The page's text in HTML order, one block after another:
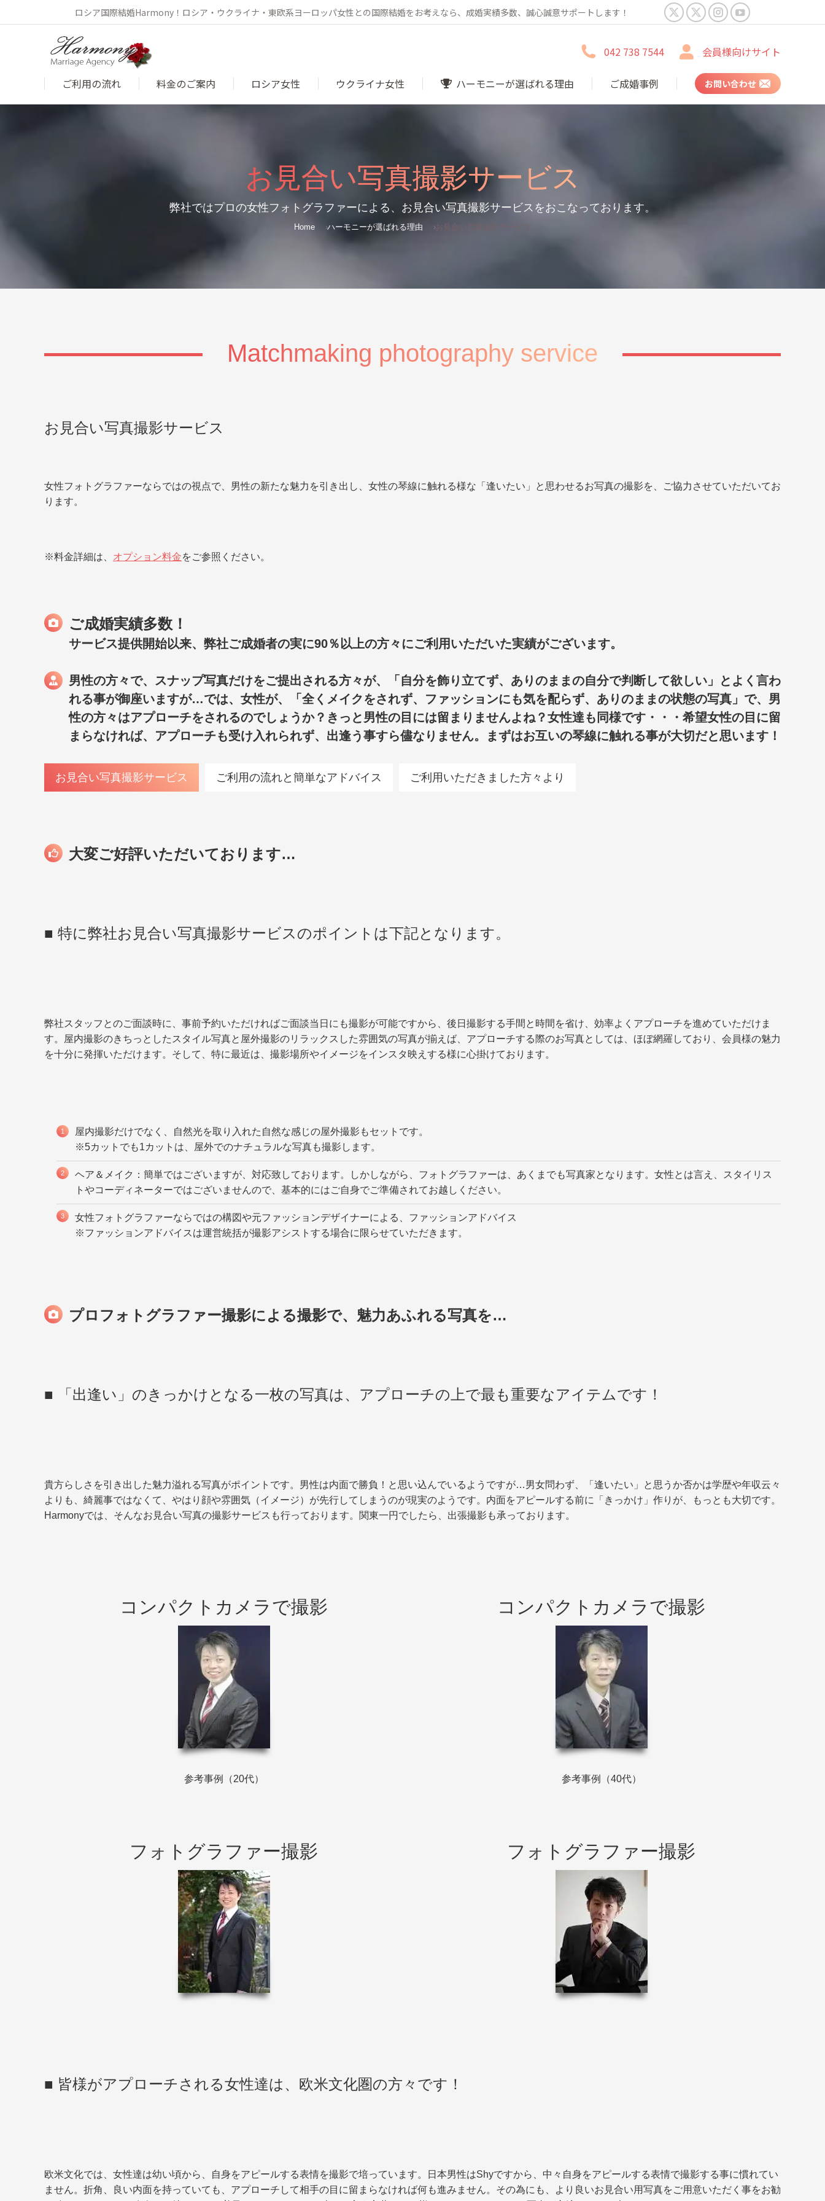
ロシア国際結婚Harmony！ロシア・ウクライナ・東欧系ヨーロッパ女性との国際結婚をお考えなら、成婚実績多数、誠心誠意サポートします！
X
opens
in
X
opens
in
Instagram
opens
in
YouTube
in
042 738 7544 会員様向けサイト
ご利用の流れ 料金のご案内 ロシア女性 ウクライナ女性 ハーモニーが選ばれる理由 ご成婚事例 お問い合わせ
お見合い写真撮影サービス
弊社ではプロの女性フォトグラファーによる、お見合い写真撮影サービスをおこなっております。
Home ハーモニーが選ばれる理由 お見合い写真撮影サービス
Matchmaking photography service
お見合い写真撮影サービス
女性フォトグラファーならではの視点で、男性の新たな魅力を引き出し、女性の琴線に触れる様な「逢いたい」と思わせるお写真の撮影を、ご協力させていただいてお
ります。
※料金詳細は、 オプション料金をご参照ください。
ご成婚実績多数！
サービス提供開始以来、弊社ご成婚者の実に90％以上の方々にご利用いただいた実績がございます。
男性の方々で、スナップ写真だけをご提出される方々が、「自分を飾り立てず、ありのままの自分で判断して欲しい」とよく言わ
れる事が御座いますが…では、女性が、「全くメイクをされず、ファッションにも気を配らず、ありのままの状態の写真」で、男
性の方々はアプローチをされるのでしょうか？きっと男性の目には留まりませんよね？女性達も同様です・・・希望女性の目に留
まらなければ、アプローチも受け入れられず、出逢う事すら儘なりません。まずはお互いの琴線に触れる事が大切だと思います！
お見合い写真撮影サービス ご利用の流れと簡単なアドバイス ご利用いただきました方々より
大変ご好評いただいております…
■ 特に弊社お見合い写真撮影サービスのポイントは下記となります。
弊社スタッフとのご面談時に、事前予約いただければご面談当日にも撮影が可能ですから、後日撮影する手間と時間を省け、効率よくアプローチを進めていただけま
す。屋内撮影のきちっとしたスタイル写真と屋外撮影のリラックスした雰囲気の写真が揃えば、アプローチする際のお写真としては、ほぼ網羅しており、会員様の魅力
を十分に発揮いただけます。そして、特に最近は、撮影場所やイメージをインスタ映えする様に心掛けております。
屋内撮影だけでなく、自然光を取り入れた自然な感じの屋外撮影もセットです。
※5カットでも1カットは、屋外でのナチュラルな写真も撮影します。
ヘア＆メイク：簡単ではございますが、対応致しております。しかしながら、フォトグラファーは、あくまでも写真家となります。女性とは言え、スタイリス
トやコーディネーターではございませんので、基本的にはご自身でご準備されてお越しください。
女性フォトグラファーならではの構図や元ファッションデザイナーによる、ファッションアドバイス
※ファッションアドバイスは運営統括が撮影アシストする場合に限らせていただきます。
プロフォトグラファー撮影による撮影で、魅力あふれる写真を…
■ 「出逢い」のきっかけとなる一枚の写真は、アプローチの上で最も重要なアイテムです！
貴方らしさを引き出した魅力溢れる写真がポイントです。男性は内面で勝負！と思い込んでいるようですが…男女問わず、「逢いたい」と思うか否かは学歴や年収云々
よりも、綺麗事ではなくて、やはり顔や雰囲気（イメージ）が先行してしまうのが現実のようです。内面をアピールする前に「きっかけ」作りが、もっとも大切です。
Harmonyでは、そんなお見合い写真の撮影サービスも行っております。関東一円でしたら、出張撮影も承っております。
コンパクトカメラで撮影
参考事例（20代）
コンパクトカメラで撮影
参考事例（40代）
フォトグラファー撮影 フォトグラファー撮影
■ 皆様がアプローチされる女性達は、欧米文化圏の方々です！
欧米文化では、女性達は幼い頃から、自身をアピールする表情を撮影で培っています。日本男性はShyですから、中々自身をアピールする表情で撮影する事に慣れてい
ません。折角、良い内面を持っていても、アプローチして相手の目に留まらなければ何も進みません。その為にも、より良いお見合い用写真をご用意いただく事をお勧